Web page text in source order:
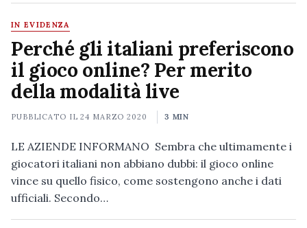
IN EVIDENZA
Perché gli italiani preferiscono
il gioco online? Per merito
della modalità live
PUBBLICATO IL24 MARZO 2020 3 MIN
LE AZIENDE INFORMANO Sembra che ultimamente i
giocatori italiani non abbiano dubbi: il gioco online
vince su quello fisico, come sostengono anche i dati
ufficiali. Secondo…